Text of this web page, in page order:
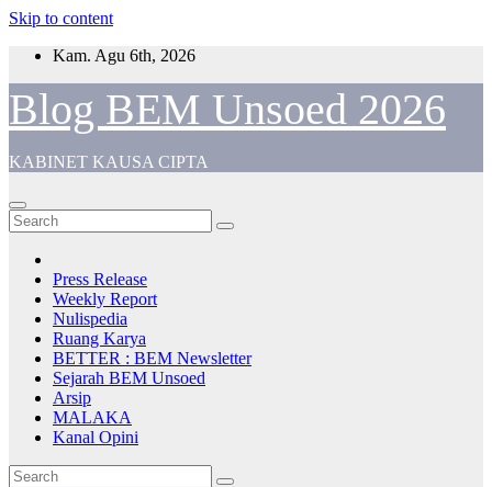
Skip to content
Kam. Agu 6th, 2026
Blog BEM Unsoed 2026
KABINET KAUSA CIPTA
Press Release
Weekly Report
Nulispedia
Ruang Karya
BETTER : BEM Newsletter
Sejarah BEM Unsoed
Arsip
MALAKA
Kanal Opini